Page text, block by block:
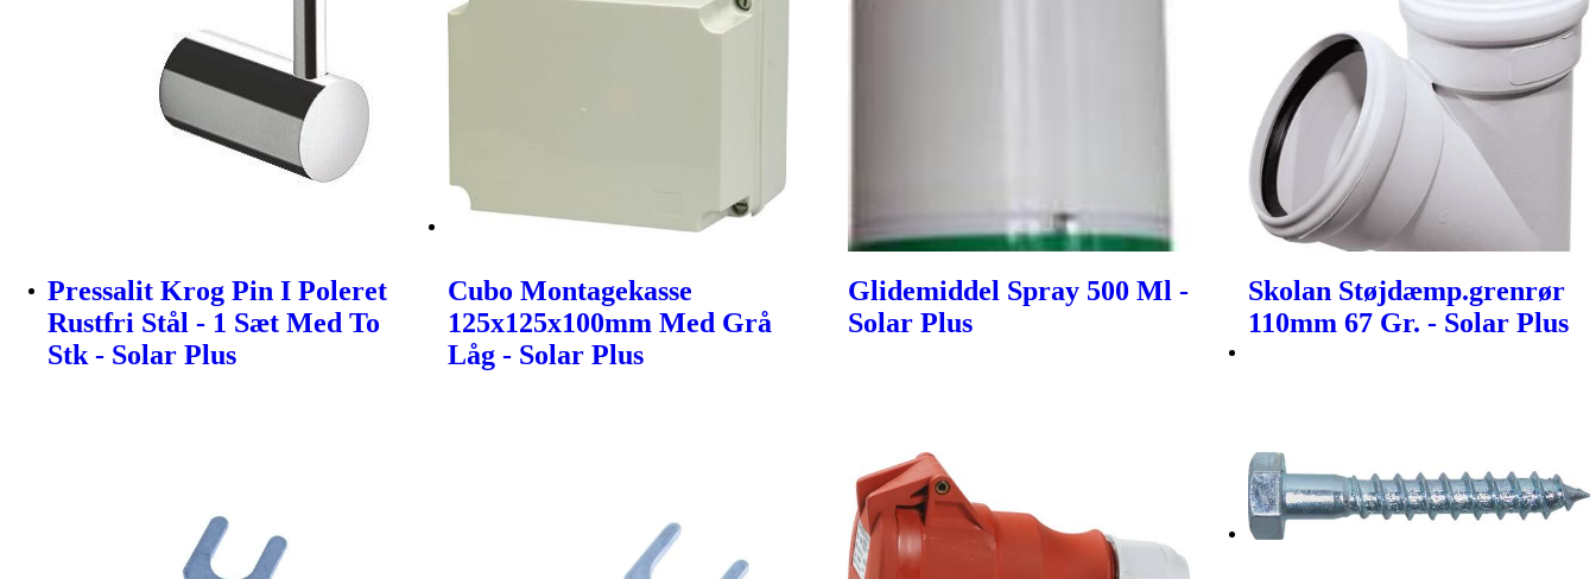
Pressalit Krog Pin I Poleret
Rustfri Stål - 1 Sæt Med To
Stk - Solar Plus
Cubo Montagekasse
125x125x100mm Med Grå
Låg - Solar Plus
Glidemiddel Spray 500 Ml -
Solar Plus
Skolan Støjdæmp.grenrør
110mm 67 Gr. - Solar Plus